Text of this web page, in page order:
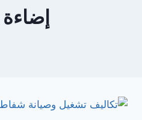
إضاءة